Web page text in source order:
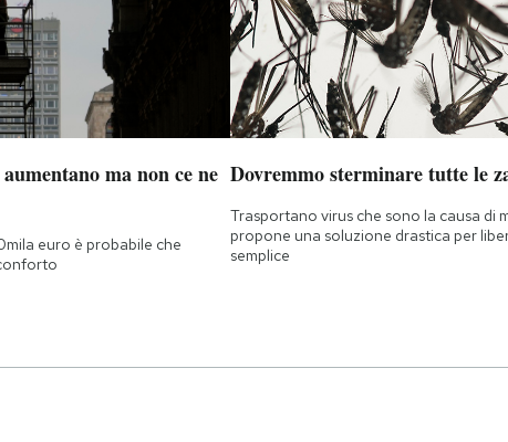
ma non ce ne
euro è probabile che
Dovremmo sterminare tutte le
Trasportano virus che sono la causa di
propone una soluzione drastica per
semplice